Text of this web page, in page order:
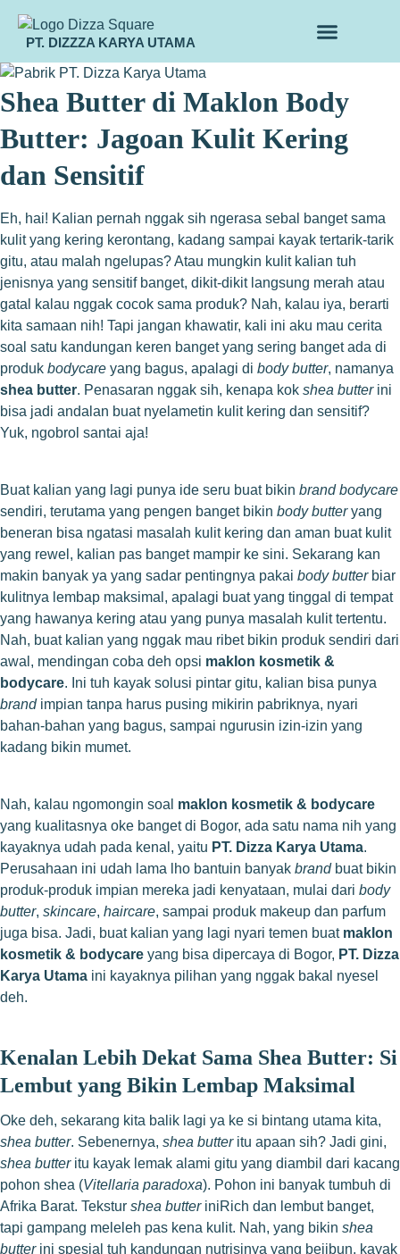
PT. DIZZZA KARYA UTAMA
Shea Butter di Maklon Body
Butter: Jagoan Kulit Kering
dan Sensitif
Eh, hai! Kalian pernah nggak sih ngerasa sebal banget sama
kulit yang kering kerontang, kadang sampai kayak tertarik-tarik
gitu, atau malah ngelupas? Atau mungkin kulit kalian tuh
jenisnya yang sensitif banget, dikit-dikit langsung merah atau
gatal kalau nggak cocok sama produk? Nah, kalau iya, berarti
kita samaan nih! Tapi jangan khawatir, kali ini aku mau cerita
soal satu kandungan keren banget yang sering banget ada di
produk bodycare yang bagus, apalagi di body butter, namanya
shea butter. Penasaran nggak sih, kenapa kok shea butterini
bisa jadi andalan buat nyelametin kulit kering dan sensitif?
Yuk, ngobrol santai aja!
Buat kalian yang lagi punya ide seru buat bikin brand bodycare
sendiri, terutama yang pengen banget bikin body butteryang
beneran bisa ngatasi masalah kulit kering dan aman buat kulit
yang rewel, kalian pas banget mampir ke sini. Sekarang kan
makin banyak ya yang sadar pentingnya pakai body butterbiar
kulitnya lembap maksimal, apalagi buat yang tinggal di tempat
yang hawanya kering atau yang punya masalah kulit tertentu.
Nah, buat kalian yang nggak mau ribet bikin produk sendiri dari
awal, mendingan coba deh opsi maklon kosmetik &
bodycare. Ini tuh kayak solusi pintar gitu, kalian bisa punya
brandimpian tanpa harus pusing mikirin pabriknya, nyari
bahan-bahan yang bagus, sampai ngurusin izin-izin yang
kadang bikin mumet.
Nah, kalau ngomongin soal maklon kosmetik & bodycare
yang kualitasnya oke banget di Bogor, ada satu nama nih yang
kayaknya udah pada kenal, yaitu PT. Dizza Karya Utama.
Perusahaan ini udah lama lho bantuin banyak brandbuat bikin
produk-produk impian mereka jadi kenyataan, mulai dari body
butter, skincare, haircare, sampai produk makeup dan parfum
juga bisa. Jadi, buat kalian yang lagi nyari temen buat maklon
kosmetik & bodycare yang bisa dipercaya di Bogor, PT. Dizza
Karya Utama ini kayaknya pilihan yang nggak bakal nyesel
deh.
Kenalan Lebih Dekat Sama Shea Butter: Si
Lembut yang Bikin Lembap Maksimal
Oke deh, sekarang kita balik lagi ya ke si bintang utama kita,
shea butter. Sebenernya, shea butteritu apaan sih? Jadi gini,
shea butteritu kayak lemak alami gitu yang diambil dari kacang
pohon shea (Vitellaria paradoxa). Pohon ini banyak tumbuh di
Afrika Barat. Tekstur shea butteriniRich dan lembut banget,
tapi gampang meleleh pas kena kulit. Nah, yang bikin shea
butterini spesial tuh kandungan nutrisinya yang bejibun, kayak